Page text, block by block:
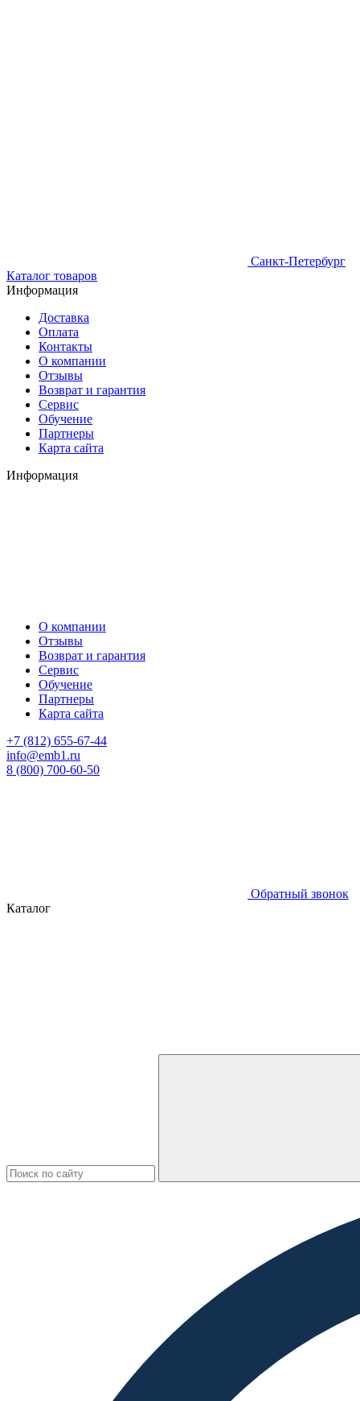
Санкт-Петербург
Каталог товаров
Информация
Доставка
Оплата
Контакты
О компании
Отзывы
Возврат и гарантия
Сервис
Обучение
Партнеры
Карта сайта
Информация
О компании
Отзывы
Возврат и гарантия
Сервис
Обучение
Партнеры
Карта сайта
+7 (812) 655-67-44
info@emb1.ru
8 (800) 700-60-50
Обратный звонок
Каталог